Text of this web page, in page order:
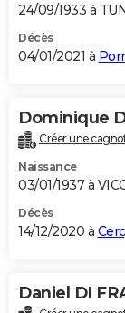
24/09/1933 à
Décès
04/01/2021 à
Dominique
Créer une
Naissance
03/01/1937 à
Décès
14/12/2020 à
Daniel DI